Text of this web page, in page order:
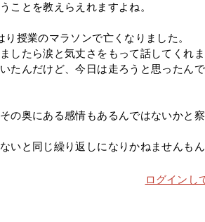
ことを教えらえれますよね。
授業のマラソンで亡くなりました。
したら涙と気丈さをもって話してくれま
たんだけど、今日は走ろうと思ったん
の奥にある感情もあるんではないかと
いと同じ繰り返しになりかねませんもん
ログインし